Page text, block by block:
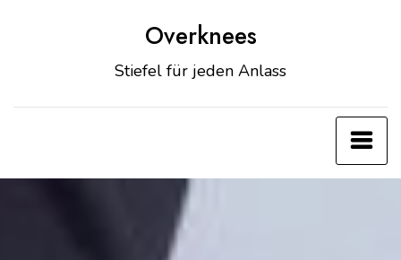
Overknees
Stiefel für jeden Anlass